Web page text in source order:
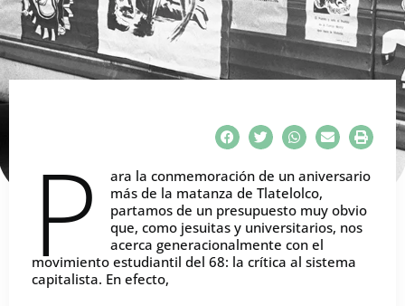
P
ara la conmemoración de un aniversario
más de la matanza de Tlatelolco,
partamos de un presupuesto muy obvio
que, como jesuitas y universitarios, nos
acerca generacionalmente con el
movimiento estudiantil del 68: la crítica al sistema
capitalista. En efecto,